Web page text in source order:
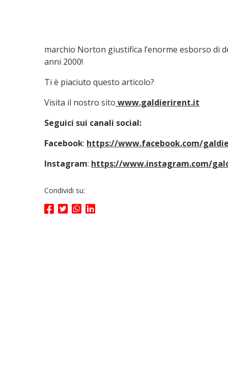
marchio Norton giustifica l’enorme esborso di
anni 2000!
Ti è piaciuto questo articolo?
Visita il nostro sito www.galdierirent.it
Seguici sui canali social:
Facebook: https://www.facebook.com/
Instagram: https://www.instagram.com/
Condividi su: